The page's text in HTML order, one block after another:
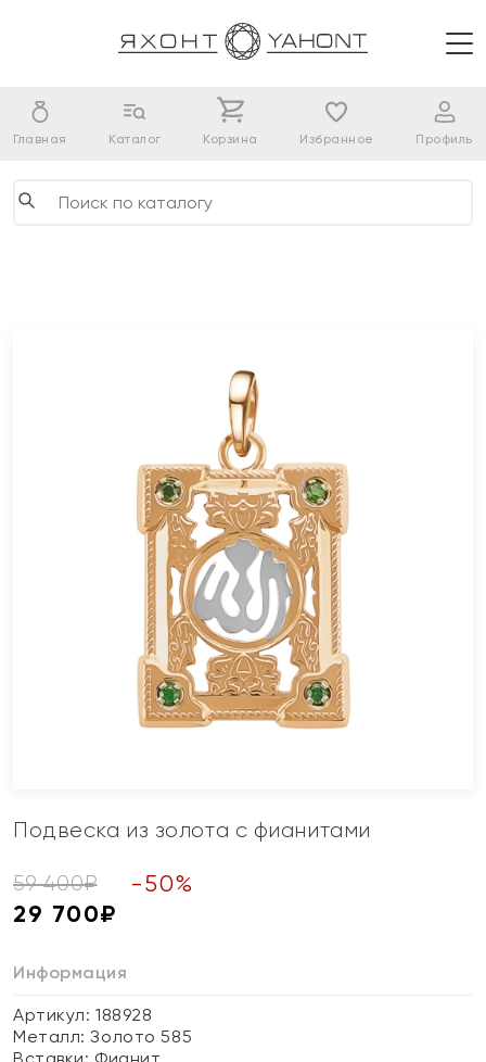
Главная Каталог Корзина Избранное Профиль
Подвеска из золота с фианитами
59 400₽ -50%
29 700₽
Информация
Артикул: 188928
Металл:Золото 585